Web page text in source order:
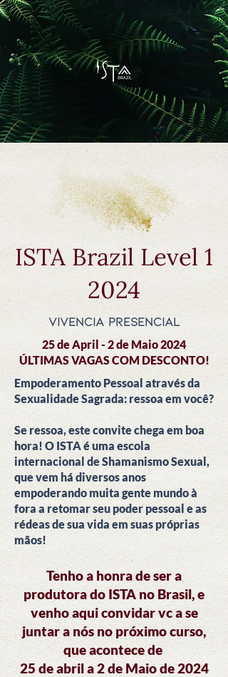
ISTA Brazil Level 1
2024
vivência presencial
25 de April - 2 de Maio 2024
ÚLTIMAS VAGAS COM DESCONTO!
Empoderamento Pessoal através da
Sexualidade Sagrada: ressoa em você?
Se ressoa, este convite chega em boa
hora! O ISTA é uma escola
internacional de Shamanismo Sexual,
que vem há diversos anos
empoderando muita gente mundo à
fora a retomar seu poder pessoal e as
rédeas de sua vida em suas próprias
mãos!
Tenho a honra de ser a
produtora do ISTA no Brasil, e
venho aqui convidar vc a se
juntar a nós no próximo curso,
que acontece de
25 de abril a 2 de Maio de 2024